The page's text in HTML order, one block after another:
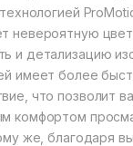
невероятную
и детализацию
имеет более
что позволит
комфортом
же, благодаря